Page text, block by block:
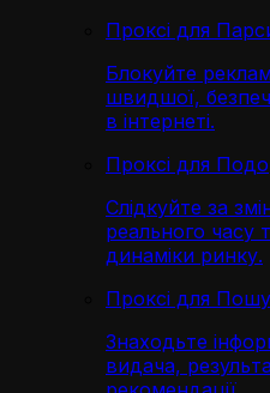
Проксі для
Блокуйте
швидшої,
в інтернеті.
Проксі для
Слідкуйте за
реального часу
динаміки ринку.
Проксі для
Знаходьте
видача,